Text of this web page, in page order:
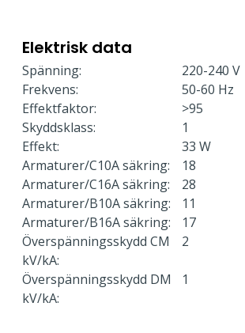
Elektrisk data
Spänning:
220-240 V
Frekvens:
50-60 Hz
Effektfaktor:
>95
Skyddsklass:
1
Effekt:
33 W
Armaturer/C10A säkring:
18
Armaturer/C16A säkring:
28
Armaturer/B10A säkring:
11
Armaturer/B16A säkring:
17
Överspänningsskydd CM
kV/kA:
2
Överspänningsskydd DM
kV/kA:
1